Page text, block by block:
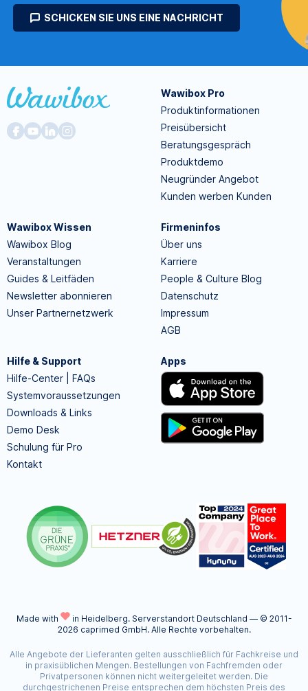
SCHICKEN SIE UNS EINE NACHRICHT
Wawibox Pro
Produktinformationen
Preisübersicht
Beratungsgespräch
Produktdemo
Neugründer Angebot
Kunden werben Kunden
Wawibox Wissen
Wawibox Blog
Veranstaltungen
Guides & Leitfäden
Newsletter abonnieren
Unser Partnernetzwerk
Firmeninfos
Über uns
Karriere
People & Culture Blog
Datenschutz
Impressum
AGB
Hilfe & Support
Hilfe-Center | FAQs
Systemvoraussetzungen
Downloads & Links
Demo Desk
Schulung für Pro
Kontakt
Apps
Made with in Heidelberg. Serverstandort Deutschland — © 2011-
2026 caprimed GmbH. Alle Rechte vorbehalten.
Alle Angebote der Lieferanten gelten ausschließlich für Fachkreise und
in praxisüblichen Mengen. Bestellungen von Fachfremden oder
Privatpersonen können nicht weitergeleitet werden. Die
durchgestrichenen Preise entsprechen dem höchsten Preis des